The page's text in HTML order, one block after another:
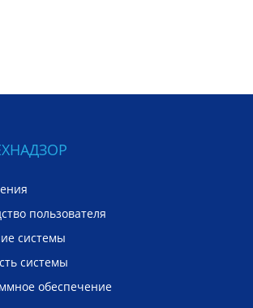
пользователя
системы
системы
обеспечение